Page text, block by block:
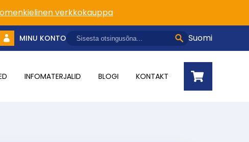
verkkokauppa
MINU KONTO Suomi
INFOMATERJALID BLOGI KONTAKT